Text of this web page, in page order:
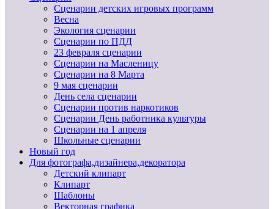
Сценарии детских игровых программ
Весна
Экология сценарии
Сценарии по ПДД
23 февраля сценарии
Сценарии на Масленицу
Сценарии на 8 Марта
9 мая сценарии
День села сценарии
Сценарии против наркотиков
Сценарии День работника культуры
Сценарии на 1 апреля
Школьные сценарии
Новый год
Для фотографа,дизайнера,декоратора
Детский клипарт
Клипарт
Шаблоны
Векторная графика